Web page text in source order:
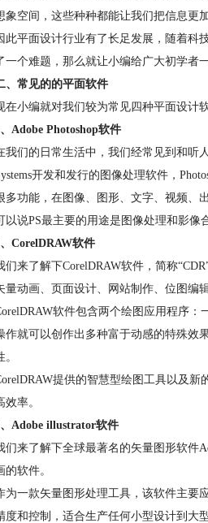
象空间，这些种种都能让我们把信息更
此平面设计行业有了长足发展，随着科
一个难题，那么就让小编给广大初学者
、常见的的平面软件
在小编就对我们较为常见四种平面设计
Adobe Photoshop软件
我们的日常生活中，我们经常见到和听
开发和发行的图像处理软件，
多功能，在图像、图形、文字、视频、
以说PS最主要的用途是图像处理和影像
CorelDRAW软件
们来了解下CorelDRAW软件，简称
量动画、页面设计、网站制作、位图编
软件包含两个绘图应用程序
作就可以创作出多种富于动感的特殊效
。
提供的智慧型绘图工具以及
效率。
Adobe illustrator软件
们来了解下全球最著名的矢量图形软件
的软件。
为一款矢量图形处理工具，该软件主要
度和控制，适合生产任何小型设计到大